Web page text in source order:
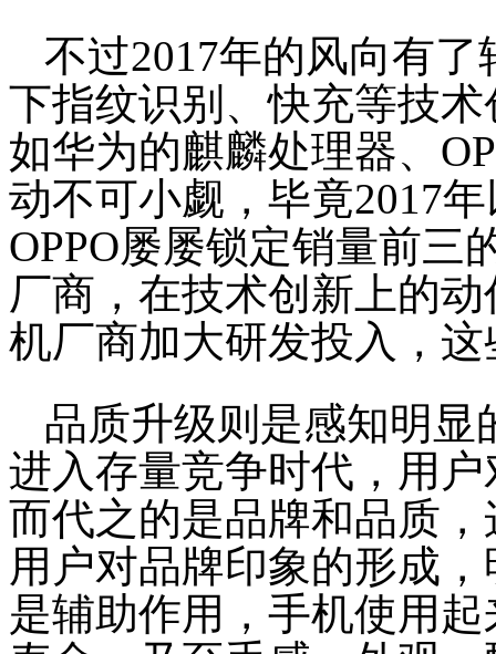
不过2017年的风向有
下指纹识别、快充等技
如华为的麒麟处理器、
动不可小觑，毕竟2017
OPPO屡屡锁定销量前三
厂商，在技术创新上的
机厂商加大研发投入，
品质升级则是感知明
进入存量竞争时代，用
而代之的是品牌和品质
用户对品牌印象的形成
是辅助作用，手机使用